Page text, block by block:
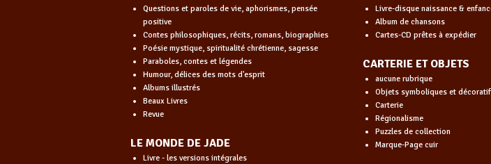
Questions et paroles de vie, aphorismes, pensée
positive
Contes philosophiques, récits, romans, biographies
Poésie mystique, spiritualité chrétienne, sagesse
Paraboles, contes et légendes
Humour, délices des mots d'esprit
Albums illustrés
Beaux Livres
Revue
LE MONDE DE JADE
Livre - les versions intégrales
Livre-disque naissance &
Album de chansons
Cartes-CD prêtes à expédier
CARTERIE ET OBJETS
aucune rubrique
Objets symboliques et
Carterie
Régionalisme
Puzzles de collection
Marque-Page cuir